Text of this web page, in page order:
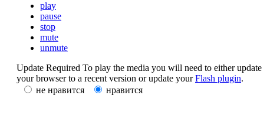
play
pause
stop
mute
unmute
Update Required To play the media you will need to either update
your browser to a recent version or update yourFlash plugin.
не нравится
нравится